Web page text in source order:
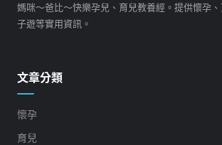
媽咪～爸比～快樂孕兒、育兒教養經。提供懷孕
子遊等實用資訊。
文章分類
懷孕
育兒